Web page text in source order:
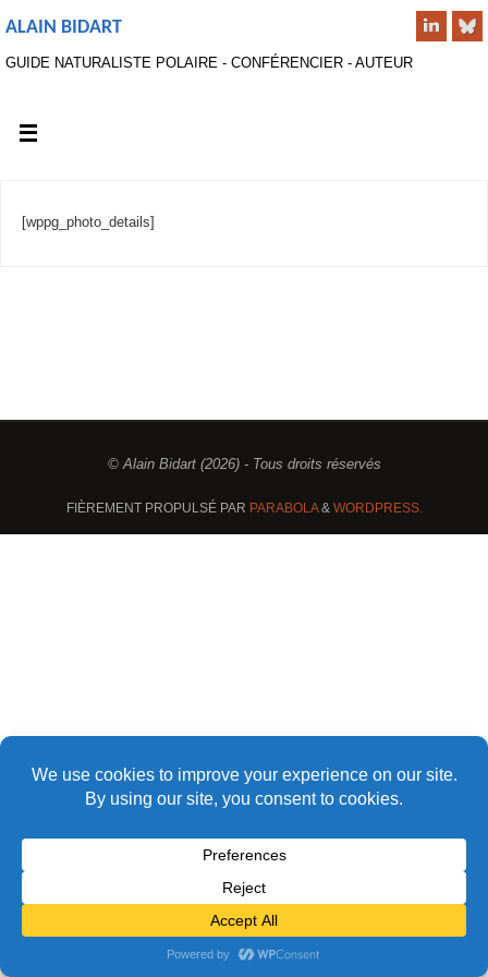
ALAIN BIDART
GUIDE NATURALISTE POLAIRE - CONFÉRENCIER - AUTEUR
[wppg_photo_details]
© Alain Bidart (2026) - Tous droits réservés
FIÈREMENT PROPULSÉ PAR PARABOLA& WORDPRESS.